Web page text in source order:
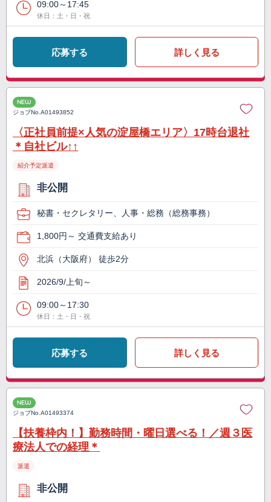
09:00～17:45
休日：土・日・祝
応募する 詳しく見る
NEW
ジョブNo.A01493852
〈正社員前提×人気の淀屋橋エリア〉17時台退社
＊自社ビル↑↑
紹介予定派遣
非公開
秘書・セクレタリー、人事・総務（総務事務）
1,800円～ 交通費支給あり
北浜（大阪府） 徒歩2分
2026/9/上旬～
09:00～17:30
休日：土・日・祝
応募する 詳しく見る
NEW
ジョブNo.A01493374
【扶養枠内！】勤務時間・曜日選べる！／週３医
療法人での経理＊
派遣
非公開